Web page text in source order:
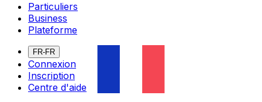
Particuliers
Business
Plateforme
FR-FR
Connexion
Inscription
Centre d'aide